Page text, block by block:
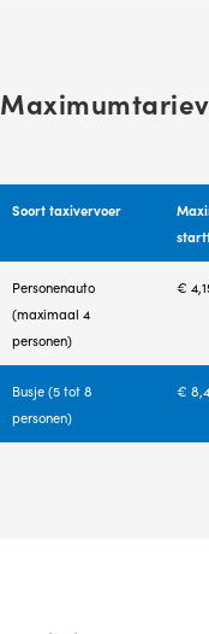
Soort taxivervoer
Personenauto
(maximaal 4
personen)
€
Busje (5 tot 8
personen)
€